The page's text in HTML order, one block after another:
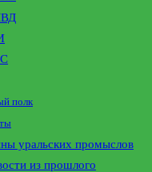
полк
уральских промыслов
из прошлого